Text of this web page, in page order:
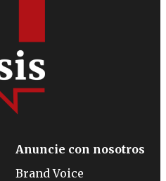
Anuncie con nosotros
Brand Voice